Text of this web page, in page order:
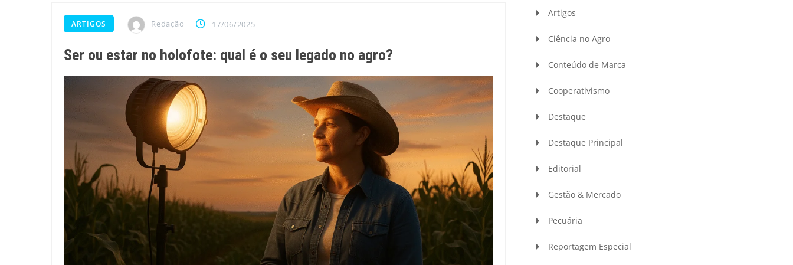
ARTIGOS Redação 17/06/2025
Ser ou estar no holofote: qual é o seu legado no agro?
Artigos
Ciência no Agro
Conteúdo de Marca
Cooperativismo
Destaque
Destaque Principal
Editorial
Gestão & Mercado
Pecuária
Reportagem Especial